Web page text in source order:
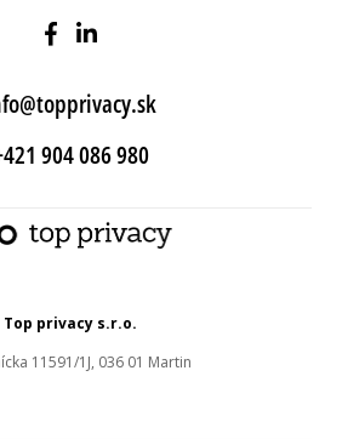
904 086 980
Top privacy s.r.o.
11591/1J, 036 01 Martin